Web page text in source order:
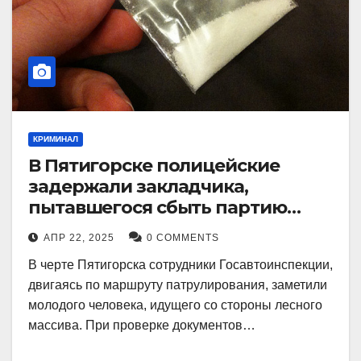
КРИМИНАЛ
В Пятигорске полицейские
задержали закладчика,
пытавшегося сбыть партию
синтетического наркотика
АПР 22, 2025 0 COMMENTS
В черте Пятигорска сотрудники Госавтоинспекции,
двигаясь по маршруту патрулирования, заметили
молодого человека, идущего со стороны лесного
массива. При проверке документов…